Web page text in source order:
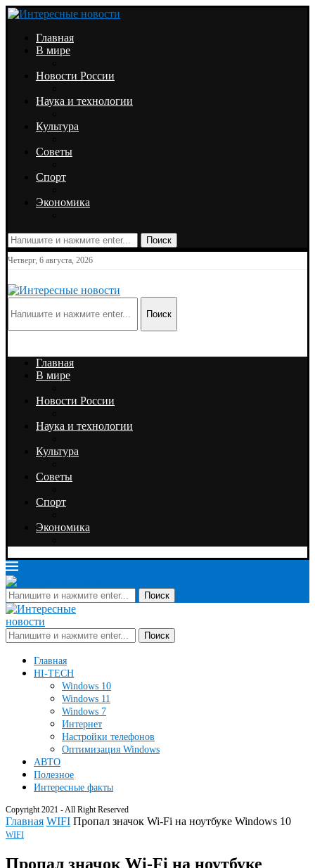
Главная
В мире
Новости России
Наука и технологии
Культура
Советы
Спорт
Экономика
Поиск
Четверг, 6 августа, 2026
Поиск
Главная
В мире
Новости России
Наука и технологии
Культура
Советы
Спорт
Экономика
Поиск
Поиск
Главная
HI-TECH
Windows 10
Windows 11
Windows 7
Интернет
Настройки телефонов
Оптимизация Windows
АВТО
Полезное
Интересные факты
Copyright 2021 - All Right Reserved
Главная WIFI Пропал значок Wi-Fi на ноутбуке Windows 10
WIFI
Пропал значок Wi-Fi на ноутбуке